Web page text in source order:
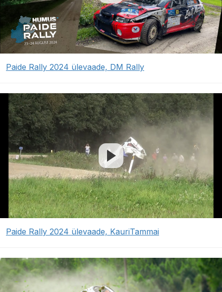
Paide Rally 2024 ülevaade, DM Rally
Paide Rally 2024 ülevaade, KauriTammai